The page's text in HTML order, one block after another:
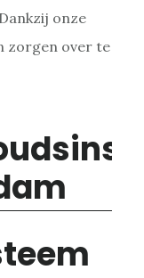
onze
zorgen over te